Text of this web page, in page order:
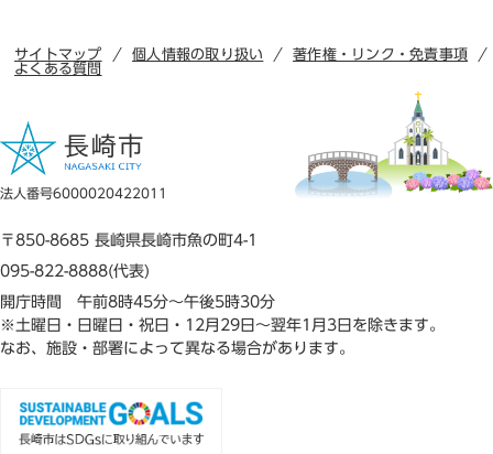
サイトマップ 個人情報の取り扱い
著作権・リンク・免責事項
よくある質問
法人番号6000020422011
〒850-8685 長崎県長崎市魚の町4-1
095-822-8888(代表)
開庁時間 午前8時45分～午後5時30分
※土曜日・日曜日・祝日・12月29日～翌年1月3日を除きます。
なお、施設・部署によって異なる場合があります。